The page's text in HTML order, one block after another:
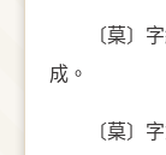
〔菒〕
成。
〔菒〕